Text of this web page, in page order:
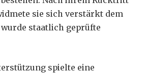
sie sich verstärkt dem
staatlich geprüfte
spielte eine